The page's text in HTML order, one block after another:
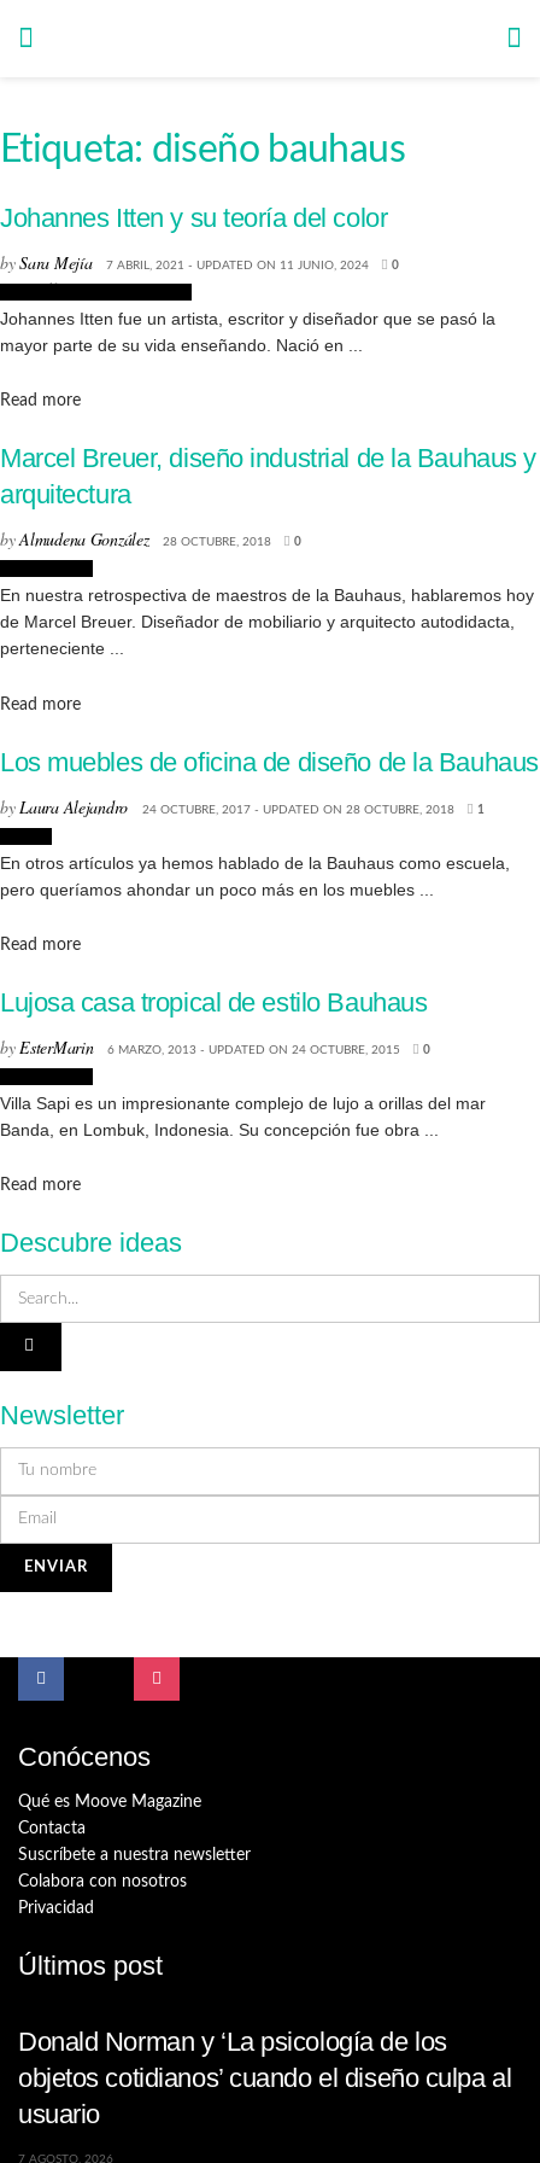
Etiqueta: diseño bauhaus
Johannes Itten y su teoría del color
bySara Mejía 7 ABRIL, 2021 - UPDATED ON 11 JUNIO, 2024 0
Johannes Itten fue un artista, escritor y diseñador que se pasó la
mayor parte de su vida enseñando. Nació en ...
Read moreDetails
Marcel Breuer, diseño industrial de la Bauhaus y
arquitectura
byAlmudena González 28 OCTUBRE, 2018 0
En nuestra retrospectiva de maestros de la Bauhaus, hablaremos hoy
de Marcel Breuer. Diseñador de mobiliario y arquitecto autodidacta,
perteneciente ...
Read moreDetails
Los muebles de oficina de diseño de la Bauhaus
by Laura Alejandro 24 OCTUBRE, 2017 - UPDATED ON 28 OCTUBRE, 2018 1
En otros artículos ya hemos hablado de la Bauhaus como escuela,
pero queríamos ahondar un poco más en los muebles ...
Read moreDetails
Lujosa casa tropical de estilo Bauhaus
byEsterMarin 6 MARZO, 2013 - UPDATED ON 24 OCTUBRE, 2015 0
Villa Sapi es un impresionante complejo de lujo a orillas del mar
Banda, en Lombuk, Indonesia. Su concepción fue obra ...
Read moreDetails
Descubre ideas
Newsletter
Conócenos
Qué es Moove Magazine
Contacta
Suscríbete a nuestra newsletter
Colabora con nosotros
Privacidad
Últimos post
Donald Norman y ‘La psicología de los
objetos cotidianos’ cuando el diseño culpa al
usuario
7 AGOSTO, 2026